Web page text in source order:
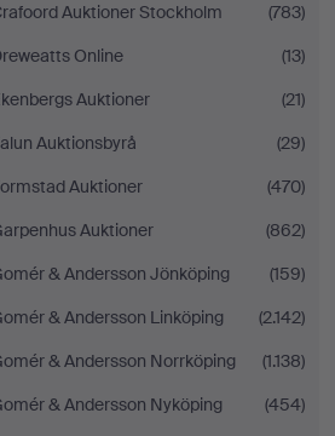
Auktioner Stockholm
(783)
Online
(13)
Auktioner
(21)
Auktionsbyrå
(29)
Auktioner
(470)
Auktioner
(862)
& Andersson Jönköping
(159)
& Andersson Linköping
(2.142)
& Andersson Norrköping
(1.138)
& Andersson Nyköping
(454)